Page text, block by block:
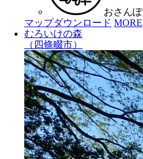
おさんぽ
マップダウンロード MORE
むろいけの森
（四條畷市）